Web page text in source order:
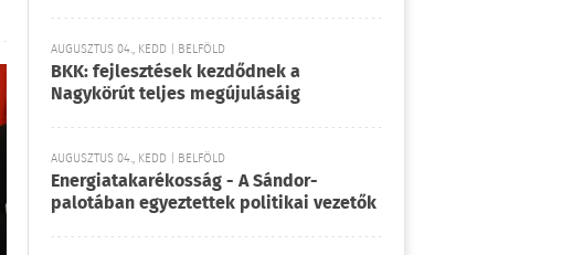
AUGUSZTUS 04., KEDD | BELFÖLD
BKK: fejlesztések kezdődnek a
Nagykörút teljes megújulásáig
AUGUSZTUS 04., KEDD | BELFÖLD
Energiatakarékosság - A Sándor-
palotában egyeztettek politikai vezetők